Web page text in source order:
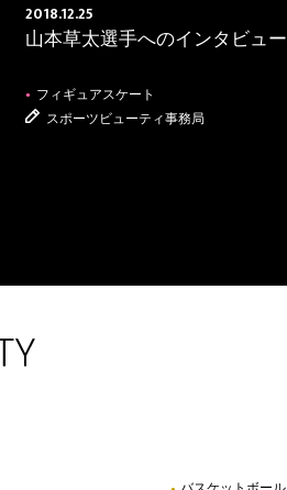
2018.12.25
山本草太選手へのインタビュー
●
フィギュアスケート
スポーツビューティ事務局
バスケットボール